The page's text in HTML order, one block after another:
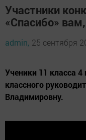
Участники
«Спасибо»
admin, 25 сентября
Ученики 11 класса
классного
Владимировну.